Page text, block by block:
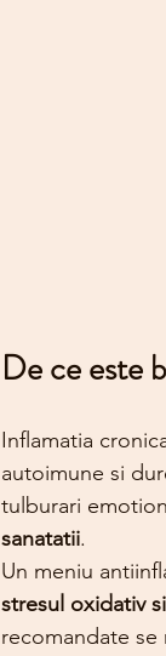
De ce este
Inflamatia
autoimune si
tulburari
sanatatii.
Un meniu
stresul oxidativ
recomandate